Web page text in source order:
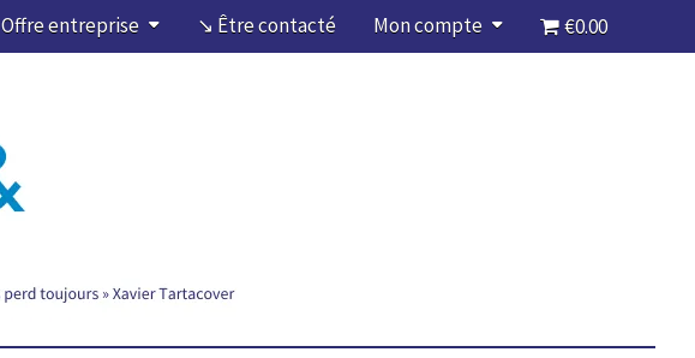
Offre entreprise ↘ Être contacté Mon compte €0.00